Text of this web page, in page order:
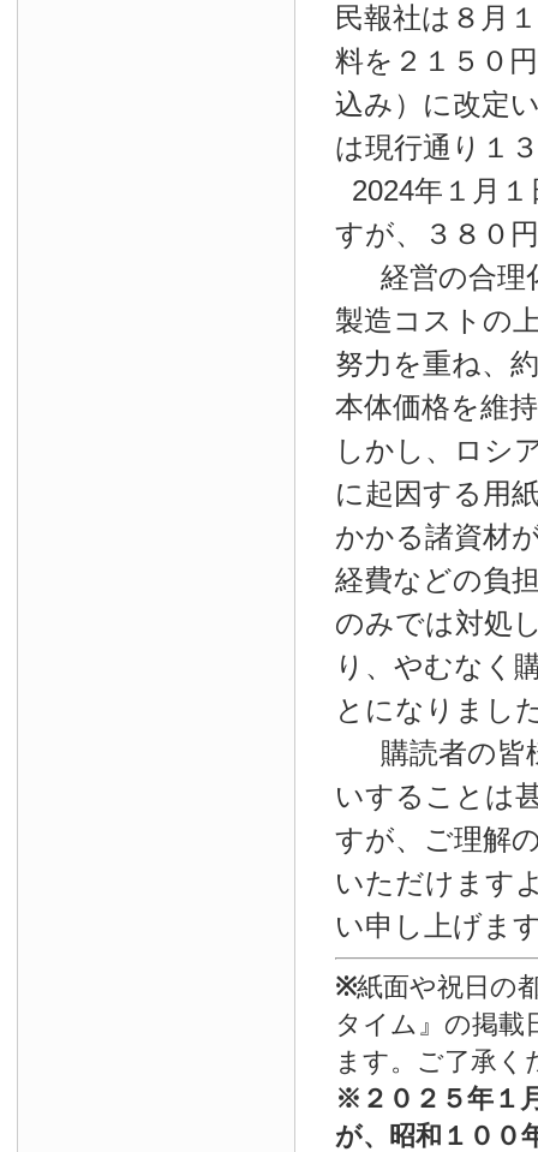
民報社は８月
料を２１５０
込み）に改定
は現行通り１
2024年１月１
すが、３８０
経営の合理
製造コストの
努力を重ね、
本体価格を維
しかし、ロシ
に起因する用
かかる諸資材
経費などの負
のみでは対処
り、やむなく
とになりまし
購読者の皆
いすることは
すが、ご理解
いただけます
い申し上げま
※紙面や祝日の
タイム』の掲載
ます。ご了承く
※ ２０２５年１
が、昭和１００